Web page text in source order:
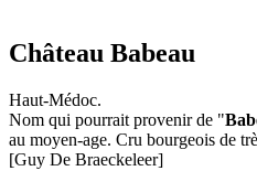
Château Babeau
Haut-Médoc.
Nom qui pourrait provenir de "
au moyen-age. Cru bourgeois de
[Guy De Braeckeleer]